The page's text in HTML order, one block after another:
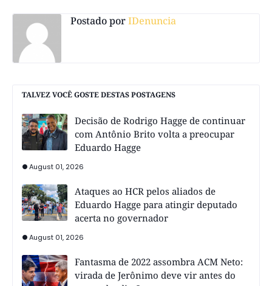
Postado porIDenuncia
TALVEZ VOCÊ GOSTE DESTAS POSTAGENS
Decisão de Rodrigo Hagge de continuar
com Antônio Brito volta a preocupar
Eduardo Hagge
August 01, 2026
Ataques ao HCR pelos aliados de
Eduardo Hagge para atingir deputado
acerta no governador
August 01, 2026
Fantasma de 2022 assombra ACM Neto:
virada de Jerônimo deve vir antes do